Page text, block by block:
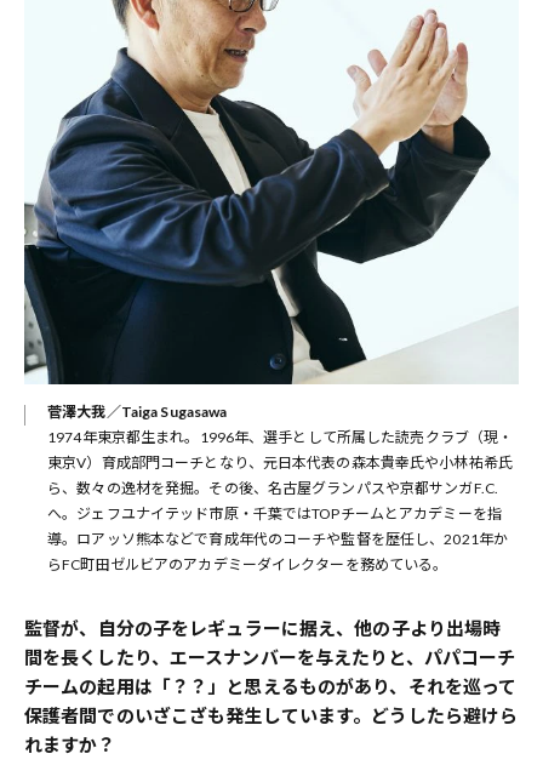
菅澤大我／Taiga Sugasawa
1974年東京都生まれ。1996年、選手として所属した読売クラブ（現・
東京V）育成部門コーチとなり、元日本代表の森本貴幸氏や小林祐希氏
ら、数々の逸材を発掘。その後、名古屋グランパスや京都サンガF.C.
へ。ジェフユナイテッド市原・千葉ではTOPチームとアカデミーを指
導。ロアッソ熊本などで育成年代のコーチや監督を歴任し、2021年か
らFC町田ゼルビアのアカデミーダイレクターを務めている。
――監督が、自分の子をレギュラーに据え、他の子より出場時
間を長くしたり、エースナンバーを与えたりと、パパコーチ
チームの起用は「？？」と思えるものがあり、それを巡って
保護者間でのいざこざも発生しています。どうしたら避けら
れますか？